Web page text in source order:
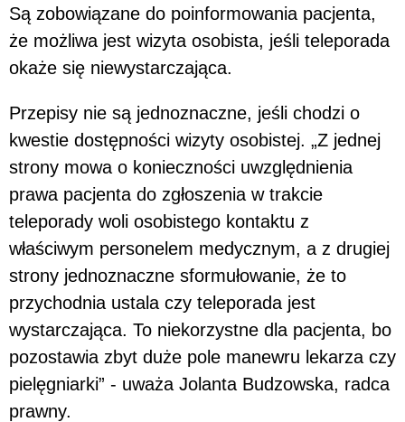
Są zobowiązane do poinformowania pacjenta,
że możliwa jest wizyta osobista, jeśli teleporada
okaże się niewystarczająca.
Przepisy nie są jednoznaczne, jeśli chodzi o
kwestie dostępności wizyty osobistej. „Z jednej
strony mowa o konieczności uwzględnienia
prawa pacjenta do zgłoszenia w trakcie
teleporady woli osobistego kontaktu z
właściwym personelem medycznym, a z drugiej
strony jednoznaczne sformułowanie, że to
przychodnia ustala czy teleporada jest
wystarczająca. To niekorzystne dla pacjenta, bo
pozostawia zbyt duże pole manewru lekarza czy
pielęgniarki” - uważa Jolanta Budzowska, radca
prawny.